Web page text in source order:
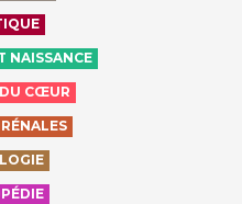
NAISSANCE
CŒUR